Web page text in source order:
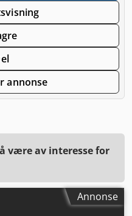
annonse
være av interesse for
Annonse